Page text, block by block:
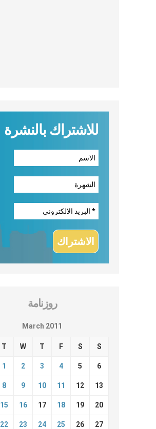
للاشتراك بالنشرة
روزنامة
March 2011
T W T F S S
1 2 3 4 5 6
8 9 10 11 12 13
15 16 17 18 19 20
22 23 24 25 26 27